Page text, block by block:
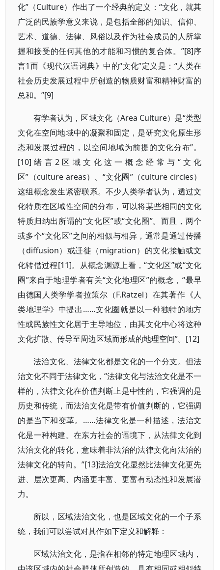
化”（Culture）作出了一个经典的定义：“文化，就其
广泛的民族学意义来说，是包括全部的知识、信仰、
艺术、道德、法律、风俗以及作为社会成员的人所掌
握和接受的任何其他的才能和习惯的复合体。”[8]序
言1而《现代汉语词典》中的“文化”定义是：“人类在
社会历史发展过程中所创造的物质财富和精神财富的
总和。”[9]
有学者认为，区域文化（Area Culture）是“类型
文化在空间地域中的凝聚和固定，是研究文化原生形
态和发展过程的，以空间地域为前提的文化分布”。
[10]绪言2区域文化这一概念经常与“文化
区”（culture areas）、“文化圈”（culture circles）
这组概念发生紧密联系。不少人类学者认为，透过文
化特质在区域性空间的分布，可以将某些相同的文化
特质归纳出所谓的“文化区”或“文化圈”。而且，两个
或多个“文化区”之间的相似与相异，通常是通过传播
（diffusion）或迁徙（migration）的文化接触或文
化转借过程[11]。从概念渊源上看，“文化区”或“文化
圈”来自于地理学者有关“文化地理区”的概念，“最早
由德国人类学学者拉策尔（F.Ratzel）在其著作《人
类地理学》中提出……文化圈就是以一种独特的地方
性或民族性文化居于主导地位，由其文化中心将这种
文化扩散、传导至周边区域而形成的地理空间”。[12]
法治文化、法律文化都是文化的一个分支。但法
治文化不同于法律文化，“法律文化与法治文化是不一
样的，法律文化在价值判断上是中性的，它强调的是
历史和传统，而法治文化是带有价值判断的，它强调
的是当下和变革。……法律文化是一种描述，法治文
化是一种构建。在东方社会的语境下，从法律文化到
法治文化的转化，意味着非法治的法律文化向法治的
法律文化的转向。”[13]法治文化显然比法律文化更先
进、层次更高、内涵更丰富、更富有动态性和发展潜
力。
所以，区域法治文化，也是区域文化的一个子系
统，我们可以尝试对其作如下定义和解释：
区域法治文化，是指在相邻的特定地理区域内，